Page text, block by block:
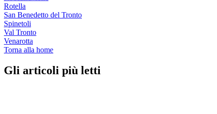
Rotella
San Benedetto del Tronto
Spinetoli
Val Tronto
Venarotta
Torna alla home
Gli articoli più letti